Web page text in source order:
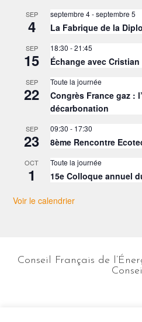
SEP
4
septembre 4-septembre 5
La Fabrique de la
SEP
15
18:30 -21:45
Échange avec
SEP
22
Toute la journée
Congrès France gaz :
décarbonation
SEP
23
09:30 - 17:30
8ème Rencontre
OCT
1
Toute la journée
15e Colloque annuel
Voir le calendrier
Conseil Français de